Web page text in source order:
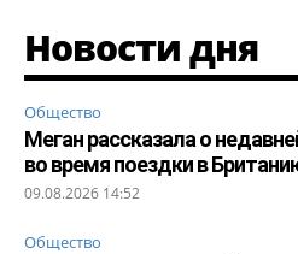
Новости дня
Общество
Меган рассказала о
во время поездки в
09.08.2026 14:52
Общество